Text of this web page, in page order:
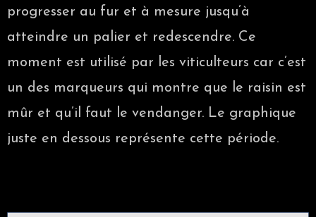
progresser au fur et à mesure jusqu’à
atteindre un palier et redescendre. Ce
moment est utilisé par les viticulteurs car c’est
un des marqueurs qui montre que le raisin est
mûr et qu’il faut le vendanger. Le graphique
juste en dessous représente cette période.